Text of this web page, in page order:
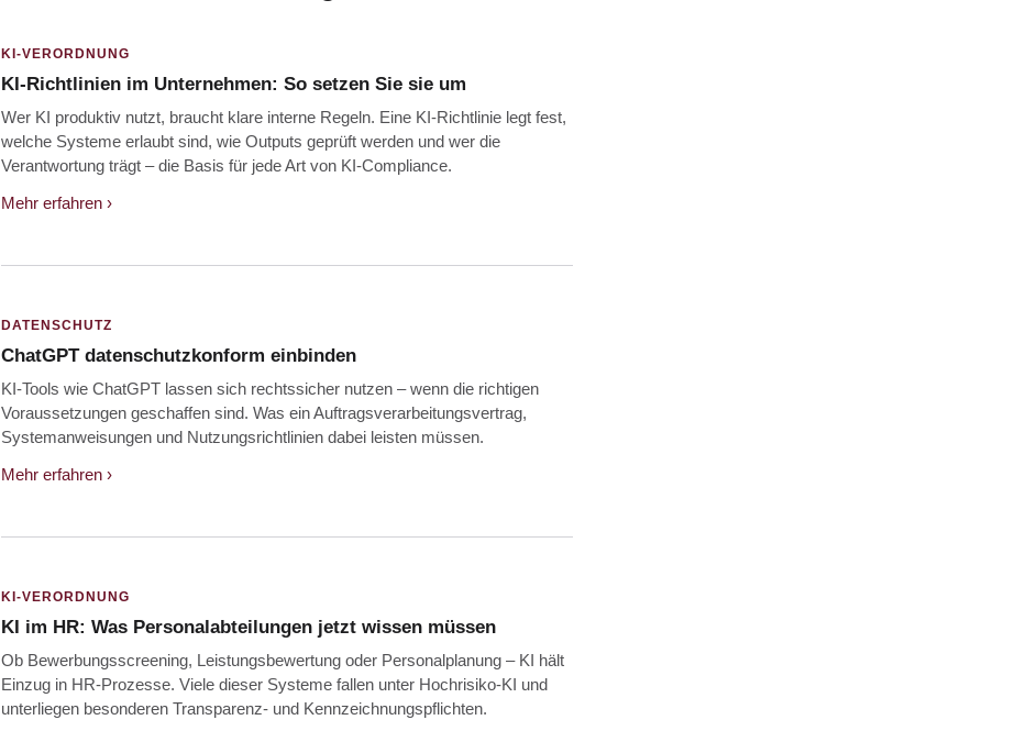
KI-VERORDNUNG
KI-Richtlinien im Unternehmen: So setzen Sie sie um
Wer KI produktiv nutzt, braucht klare interne Regeln. Eine KI-Richtlinie legt fest,
welche Systeme erlaubt sind, wie Outputs geprüft werden und wer die
Verantwortung trägt – die Basis für jede Art von KI-Compliance.
Mehr erfahren ›
DATENSCHUTZ
ChatGPT datenschutzkonform einbinden
KI-Tools wie ChatGPT lassen sich rechtssicher nutzen – wenn die richtigen
Voraussetzungen geschaffen sind. Was ein Auftragsverarbeitungsvertrag,
Systemanweisungen und Nutzungsrichtlinien dabei leisten müssen.
Mehr erfahren ›
KI-VERORDNUNG
KI im HR: Was Personalabteilungen jetzt wissen müssen
Ob Bewerbungsscreening, Leistungsbewertung oder Personalplanung – KI hält
Einzug in HR-Prozesse. Viele dieser Systeme fallen unter Hochrisiko-KI und
unterliegen besonderen Transparenz- und Kennzeichnungspflichten.